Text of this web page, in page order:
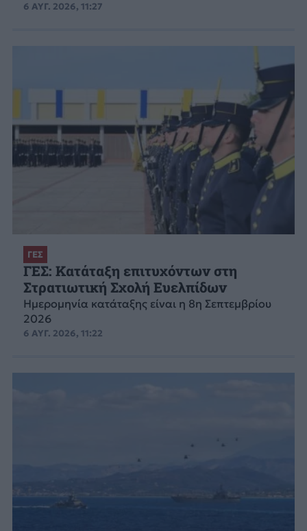
6 ΑΥΓ. 2026, 11:27
ΓΕΣ
ΓΕΣ: Κατάταξη επιτυχόντων στη
Στρατιωτική Σχολή Ευελπίδων
Ημερομηνία κατάταξης είναι η 8η Σεπτεμβρίου
2026
6 ΑΥΓ. 2026, 11:22